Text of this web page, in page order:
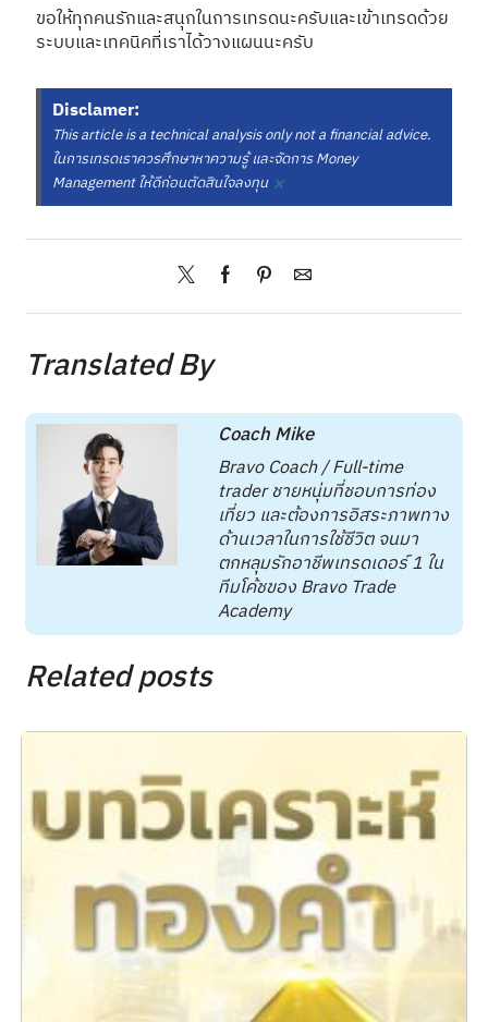
ขอให้ทุกคนรักและสนุกในการเทรดนะครับและเข้าเทรดด้วย
ระบบและเทคนิคที่เราได้วางแผนนะครับ
Disclamer:
This article is a technical analysis only not a financial advice.
ในการเทรดเราควรศึกษาหาความรู้ และจัดการ Money
Management ให้ดีก่อนตัดสินใจลงทุน ×
Translated By
Coach Mike
Bravo Coach / Full-time
trader ชายหนุ่มที่ชอบการท่อง
เที่ยว และต้องการอิสระภาพทาง
ด้านเวลาในการใช้ชีวิต จนมา
ตกหลุมรักอาชีพเทรดเดอร์ 1 ใน
ทีมโค้ชของ Bravo Trade
Academy
Related posts